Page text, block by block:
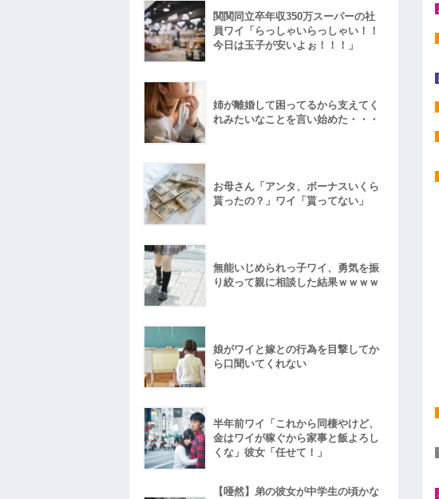
関関同立卒年収350万スーパーの社
員ワイ「らっしゃいらっしゃい！！
今日は玉子が安いよぉ！！！」
姉が離婚して困ってるから支えてく
れみたいなことを言い始めた・・・
お母さん「アンタ、ボーナスいくら
貰ったの？」ワイ「貰ってない」
無能いじめられっ子ワイ、勇気を振
り絞って親に相談した結果ｗｗｗｗ
娘がワイと嫁との行為を目撃してか
ら口聞いてくれない
半年前ワイ「これから同棲やけど、
金はワイが稼ぐから家事と飯よろし
くな」彼女「任せて！」
【唖然】弟の彼女が中学生の頃かな